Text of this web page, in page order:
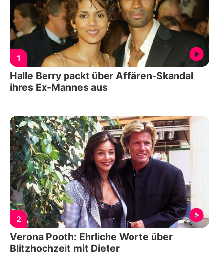
1
Halle Berry packt über Affären-Skandal
ihres Ex-Mannes aus
2
Verona Pooth: Ehrliche Worte über
Blitzhochzeit mit Dieter